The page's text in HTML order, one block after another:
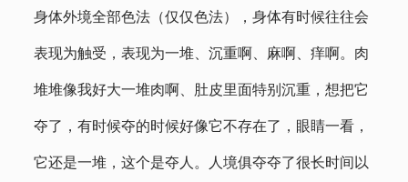
身体外境全部色法（仅仅色法），身体有时候往往会
表现为触受，表现为一堆、沉重啊、麻啊、痒啊。肉
堆堆像我好大一堆肉啊、肚皮里面特别沉重，想把它
夺了，有时候夺的时候好像它不存在了，眼睛一看，
它还是一堆，这个是夺人。人境俱夺夺了很长时间以